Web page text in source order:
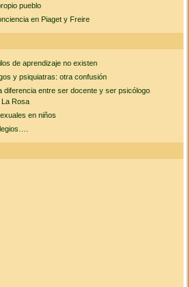
pueblo
en Piaget y Freire
de aprendizaje no existen
y psiquiatras: otra confusión
diferencia entre ser docente y ser psicólogo
Rosa
en niños